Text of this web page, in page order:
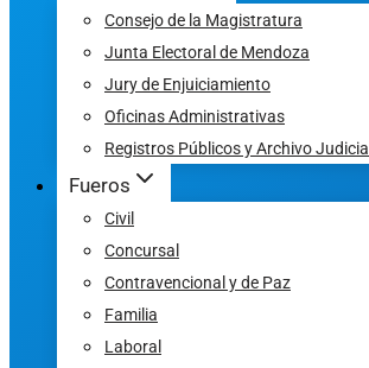
Consejo de la Magistratura
Junta Electoral de Mendoza
Jury de Enjuiciamiento
Oficinas Administrativas
Registros Públicos y Archivo Judicial
Fueros
Civil
Concursal
Contravencional y de Paz
Familia
Laboral